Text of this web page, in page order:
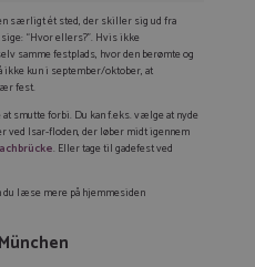
særligt ét sted, der skiller sig ud fra
“Hvor ellers?”. Hvis ikke
samme festplads, hvor den berømte og
ikke kun i september/oktober, at
fest.
smutte forbi. Du kan f.eks. vælge at nyde
ved Isar-floden, der løber midt igennem
. Eller tage til gadefest ved
du læse mere på hjemmesiden